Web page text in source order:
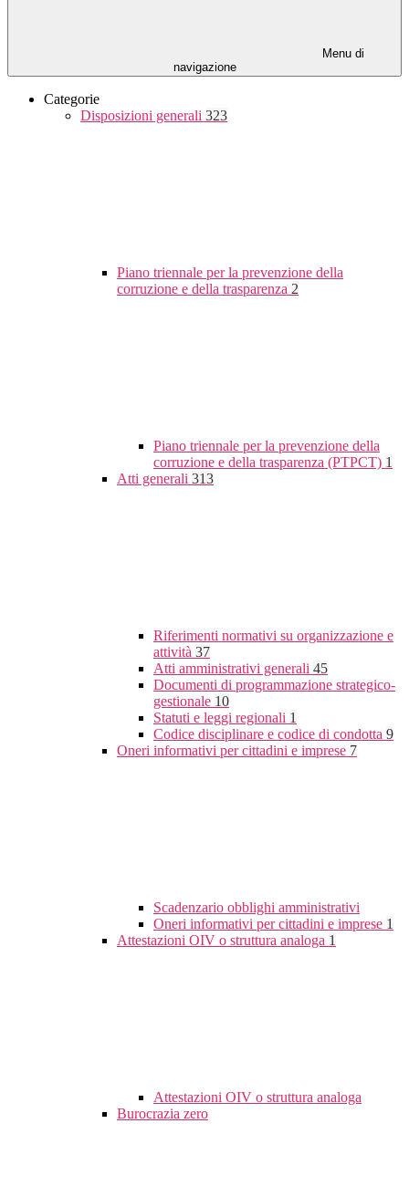
Menu di
navigazione
Categorie
Disposizioni generali 323
Piano triennale per la prevenzione della
corruzione e della trasparenza 2
Piano triennale per la prevenzione della
corruzione e della trasparenza (PTPCT) 1
Atti generali 313
Riferimenti normativi su organizzazione e
attività 37
Atti amministrativi generali 45
Documenti di programmazione strategico-
gestionale 10
Statuti e leggi regionali 1
Codice disciplinare e codice di condotta 9
Oneri informativi per cittadini e imprese 7
Scadenzario obblighi amministrativi
Oneri informativi per cittadini e imprese 1
Attestazioni OIV o struttura analoga 1
Attestazioni OIV o struttura analoga
Burocrazia zero